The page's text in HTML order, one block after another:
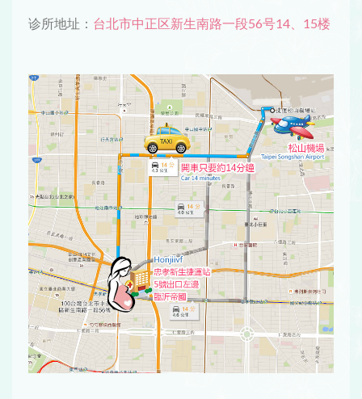
诊所地址： 台北市中正区新生南路一段56号14、15楼